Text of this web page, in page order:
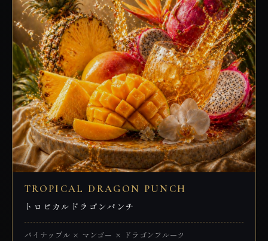
TROPICAL DRAGON PUNCH
トロピカルドラゴンパンチ
パイナップル × マンゴー × ドラゴンフルーツ